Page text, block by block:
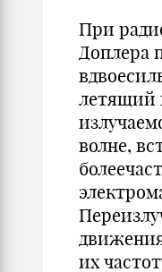
При
Доплера
летящий
волне,
их